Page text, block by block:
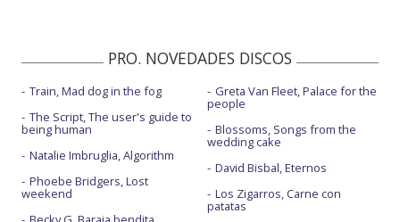
PRO. NOVEDADES DISCOS
Train, Mad dog in the fog
The Script, The user's guide to
being human
Natalie Imbruglia, Algorithm
Phoebe Bridgers, Lost
weekend
Greta Van Fleet, Palace for the
people
Blossoms, Songs from the
wedding cake
David Bisbal, Eternos
Los Zigarros, Carne con
patatas